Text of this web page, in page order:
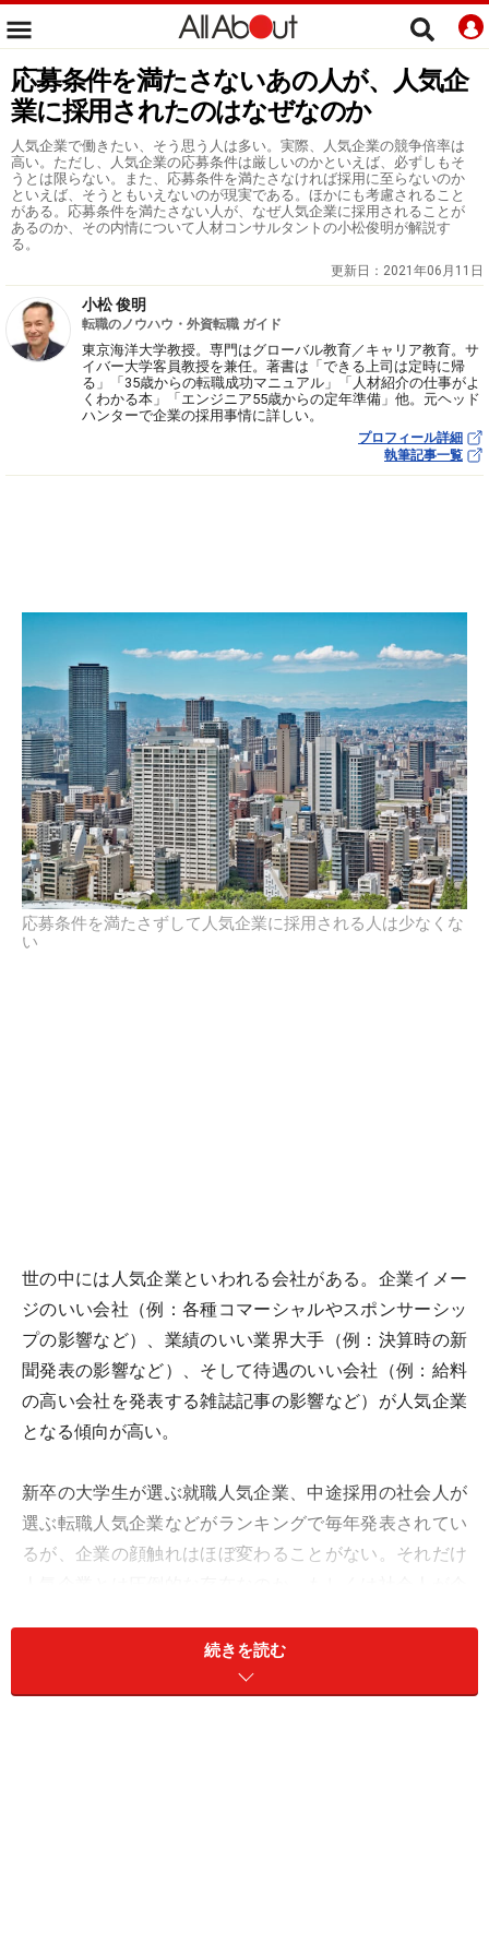
応募条件を満たさないあの人が、人気企
業に採用されたのはなぜなのか
人気企業で働きたい、そう思う人は多い。実際、人気企業の競争倍率は
高い。ただし、人気企業の応募条件は厳しいのかといえば、必ずしもそ
うとは限らない。また、応募条件を満たさなければ採用に至らないのか
といえば、そうともいえないのが現実である。ほかにも考慮されること
がある。応募条件を満たさない人が、なぜ人気企業に採用されることが
あるのか、その内情について人材コンサルタントの小松俊明が解説す
る。
更新日： 2021年06月11日
小松 俊明
転職のノウハウ・外資転職 ガイド
東京海洋大学教授。専門はグローバル教育／キャリア教育。サ
イバー大学客員教授を兼任。著書は「できる上司は定時に帰
る」「35歳からの転職成功マニュアル」「人材紹介の仕事がよ
くわかる本」「エンジニア55歳からの定年準備」他。元ヘッド
ハンターで企業の採用事情に詳しい。
プロフィール詳細
執筆記事一覧
応募条件を満たさずして人気企業に採用される人は少なくな
い
世の中には人気企業といわれる会社がある。企業イメー
ジのいい会社（例：各種コマーシャルやスポンサーシッ
プの影響など）、業績のいい業界大手（例：決算時の新
聞発表の影響など）、そして待遇のいい会社（例：給料
の高い会社を発表する雑誌記事の影響など）が人気企業
となる傾向が高い。
新卒の大学生が選ぶ就職人気企業、中途採用の社会人が
選ぶ転職人気企業などがランキングで毎年発表されてい
るが、企業の顔触れはほぼ変わることがない。それだけ
らにしても、人気企業は新卒の就活市場をはじめ、転職
市場でも注目を集めていることに変わりはない。
続きを読む